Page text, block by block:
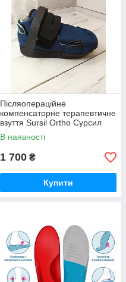
Післяопераційне
компенсаторне терапевтичне
взуття Sursil Ortho Сурсил
Орто
В наявності
1 700 ₴
Купити